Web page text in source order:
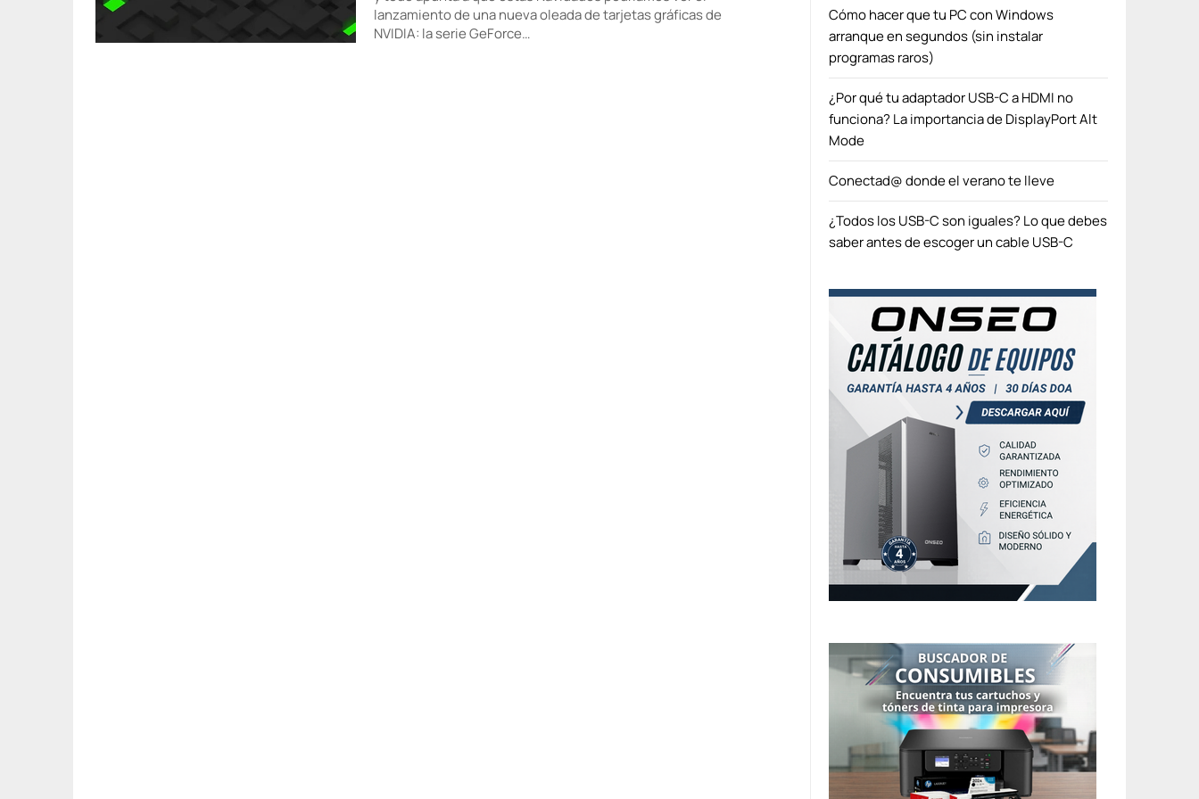
lanzamiento de una nueva oleada de tarjetas gráficas de
NVIDIA: la serie GeForce…
Cómo hacer que tu PC con Windows
arranque en segundos (sin instalar
programas raros)
¿Por qué tu adaptador USB-C a HDMI no
funciona? La importancia de DisplayPort Alt
Mode
Conectad@ donde el verano te lleve
¿Todos los USB-C son iguales? Lo que debes
saber antes de escoger un cable USB-C